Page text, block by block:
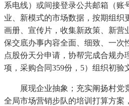
系电线）或间接登录公共邮箱（账
业、新模式的市场数据，按期组织
画册、宣传片，收集新政策、新营
保交底办事内容全面、细致、一次
点股份天分申请，协帮完成合规办
项，采购合同359份，5）组织初验
展现企业抽象；充实阐扬村党
全局市场营销步队的培训打算方案